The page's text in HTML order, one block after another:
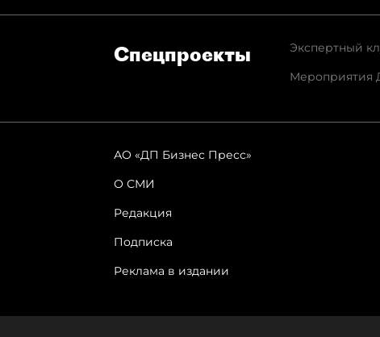
Спец­проекты
Экспертный
Мероприятия
АО «ДП Бизнес Пресс»
О СМИ
Редакция
Подписка
Реклама в издании